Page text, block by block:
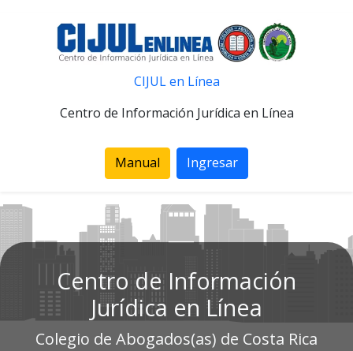
CIJUL en Línea
Centro de Información Jurídica en Línea
Manual Ingresar
Centro de Información
Jurídica en Línea
Colegio de Abogados(as) de Costa Rica